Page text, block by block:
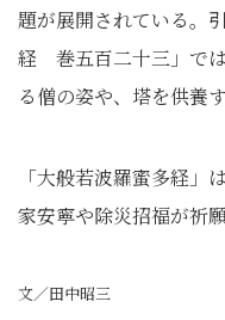
題が展開されている。
経 巻五百二十三」で
る僧の姿や、塔を供養
「大般若波羅蜜多経」
家安寧や除災招福が祈願
文／田中昭三